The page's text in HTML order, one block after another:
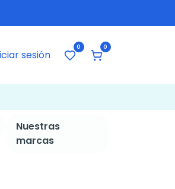
sesión
0 0
Nuestras
marcas